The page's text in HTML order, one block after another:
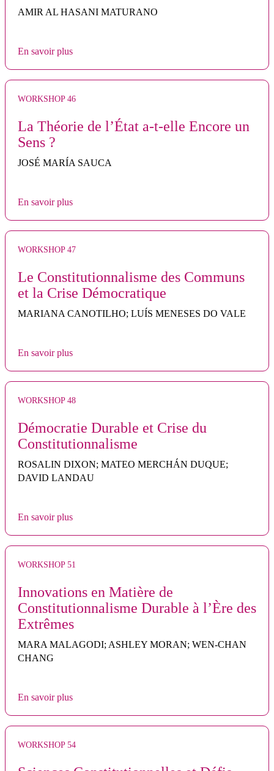
AMIR AL HASANI MATURANO
En savoir plus
WORKSHOP 46
La Théorie de l’État a-t-elle Encore un
Sens ?
JOSÉ MARÍA SAUCA
En savoir plus
WORKSHOP 47
Le Constitutionnalisme des Communs
et la Crise Démocratique
MARIANA CANOTILHO; LUÍS MENESES DO VALE
En savoir plus
WORKSHOP 48
Démocratie Durable et Crise du
Constitutionnalisme
ROSALIN DIXON; MATEO MERCHÁN DUQUE;
DAVID LANDAU
En savoir plus
WORKSHOP 51
Innovations en Matière de
Constitutionnalisme Durable à l’Ère des
Extrêmes
MARA MALAGODI; ASHLEY MORAN; WEN-CHAN
CHANG
En savoir plus
WORKSHOP 54